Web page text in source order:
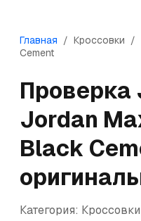
Главная / Кроссовки /
Cement
Проверка
Jordan
Black
Категория: Кроссовки